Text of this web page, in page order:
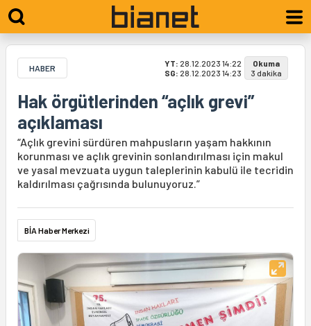
HABER YT: 28.12.2023 14:22
SG: 28.12.2023 14:23
Okuma
3 dakika
Hak örgütlerinden “açlık grevi”
açıklaması
“Açlık grevini sürdüren mahpusların yaşam hakkının
korunması ve açlık grevinin sonlandırılması için makul
ve yasal mevzuata uygun taleplerinin kabulü ile tecridin
kaldırılması çağrısında bulunuyoruz.”
BİA Haber Merkezi